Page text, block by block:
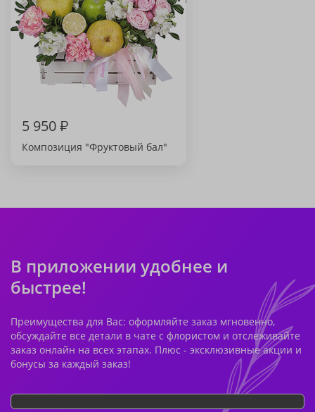
5 950₽
Композиция "Фруктовый бал"
В приложении удобнее и
быстрее!
Преимущества для Вас: оформляйте заказ мгновенно,
обсуждайте все детали в чате с флористом и отслеживайте
заказ онлайн на всех этапах. Плюс - эксклюзивные акции и
бонусы за каждый заказ!